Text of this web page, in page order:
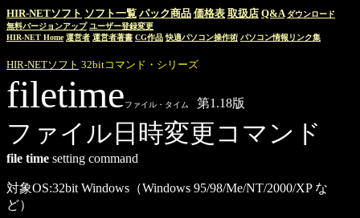
HIR-NETソフト ソフト一覧 パック商品 価格表 取扱店 Q&A ダウンロード
無料バージョンアップ ユーザー登録変更
HIR-NET Home 運営者 運営者著書 CG作品 快適パソコン操作術 パソコン情報リンク集
HIR-NETソフト 32bitコマンド・シリーズ
filetimeファイル・タイム 第1.18版
ファイル日時変更コマンド
file time setting command
対象OS:32bit Windows（Windows 95/98/Me/NT/2000/XP な
ど）